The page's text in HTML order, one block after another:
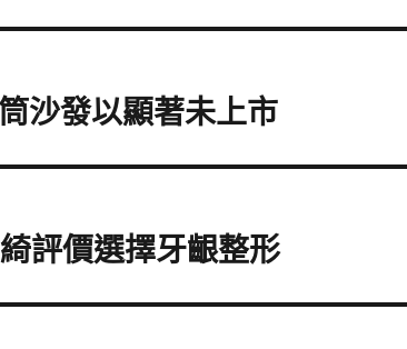
沙發以顯著未上市
評價選擇牙齦整形